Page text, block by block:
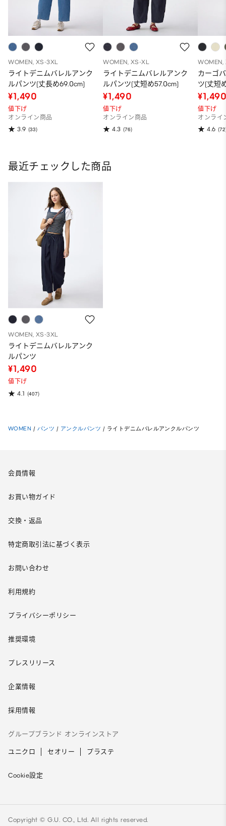
WOMEN, XS-3XL
ライトデニムバレルアンク
ルパンツ(丈長め69.0cm)
¥1,490
値下げ
オンライン商品
3.9 (33)
WOMEN, XS-XL
ライトデニムバレルアンク
ルパンツ(丈短め57.0cm)
¥1,490
値下げ
オンライン商品
4.3 (76)
WOMEN,
カーゴ
ツ(丈短
値下げ
オンライ
4.6
最近チェックした商品
WOMEN, XS-3XL
ライトデニムバレルアンク
ルパンツ
¥1,490
値下げ
4.1 (407)
WOMEN / パンツ / アンクルパンツ / ライトデニムバレルアンクルパンツ
会員情報
お買い物ガイド
交換・返品
特定商取引法に基づく表示
お問い合わせ
利用規約
プライバシーポリシー
推奨環境
プレスリリース
企業情報
採用情報
グループブランド オンラインストア
ユニクロ セオリー プラステ
Cookie設定
Copyright © G.U. CO., Ltd. All rights reserved.